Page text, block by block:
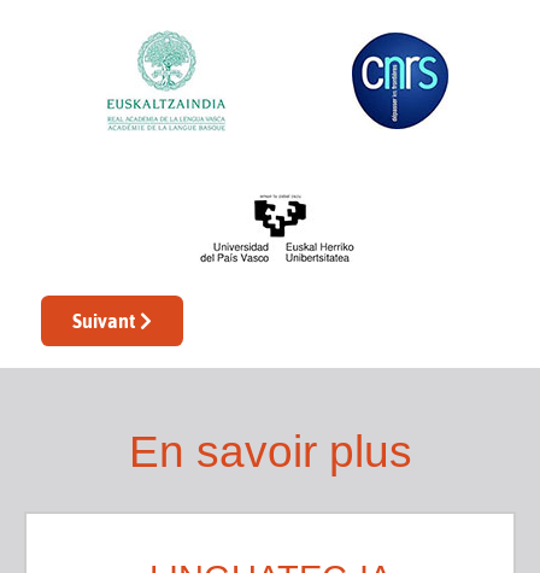
Article suivant : ReVOc
Suivant
En savoir plus